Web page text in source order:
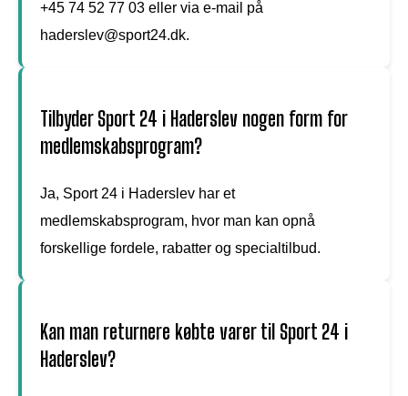
+45 74 52 77 03 eller via e-mail på
haderslev@sport24.dk.
Tilbyder Sport 24 i Haderslev nogen form for
medlemskabsprogram?
Ja, Sport 24 i Haderslev har et
medlemskabsprogram, hvor man kan opnå
forskellige fordele, rabatter og specialtilbud.
Kan man returnere købte varer til Sport 24 i
Haderslev?